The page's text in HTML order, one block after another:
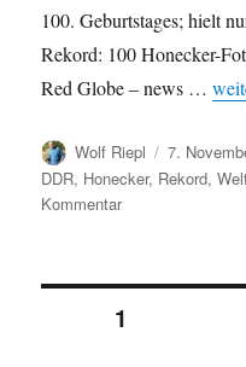
100. Geburtstages; hielt
Rekord: 100 Honecker-
Red Globe – news …
Autor
Wolf Riepl
am
7.
DDR, Honecker, Rekord,
Kommentarzu
Weltrekord
1